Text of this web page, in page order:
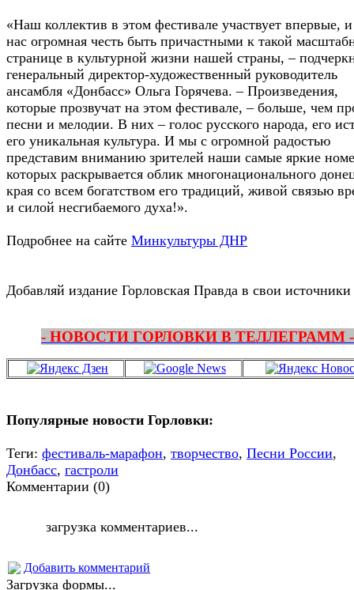
«Наш коллектив в этом фестивале участвует впервые,
нас огромная честь быть причастными к такой
странице в культурной жизни нашей страны, –
генеральный директор-художественный руководитель
ансамбля «Донбасс» Ольга Горячева. – Произведения,
которые прозвучат на этом фестивале, – больше, чем
песни и мелодии. В них – голос русского народа, его
его уникальная культура. И мы с огромной радостью
представим вниманию зрителей наши самые яркие
которых раскрывается облик многонационального
края со всем богатством его традиций, живой связью
и силой несгибаемого духа!».
Подробнее на сайте Минкультуры ДНР
Добавляй издание Горловская Правда в свои источники
- НОВОСТИ ГОРЛОВКИ В ТЕЛЛЕГРАММ -
Популярные новости Горловки:
Теги: фестиваль-марафон, творчество, Песни России,
Донбасс, гастроли
Комментарии (0)
загрузка комментариев...
Добавить комментарий
Загрузка формы...